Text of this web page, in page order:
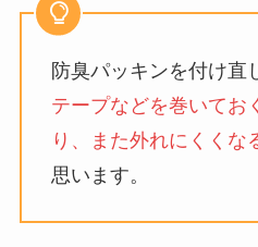
防臭パッキンを付け直
テープなどを巻いてお
り、また外れにくくな
思います。